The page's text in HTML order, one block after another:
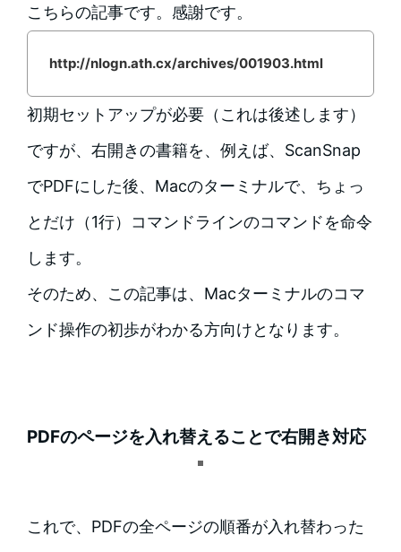
こちらの記事です。感謝です。
http://nlogn.ath.cx/archives/001903.html
初期セットアップが必要（これは後述します）
ですが、右開きの書籍を、例えば、ScanSnap
でPDFにした後、Macのターミナルで、ちょっ
とだけ（1行）コマンドラインのコマンドを命令
します。
そのため、この記事は、Macターミナルのコマ
ンド操作の初歩がわかる方向けとなります。
PDFのページを入れ替えることで右開き対応
これで、PDFの全ページの順番が入れ替わった